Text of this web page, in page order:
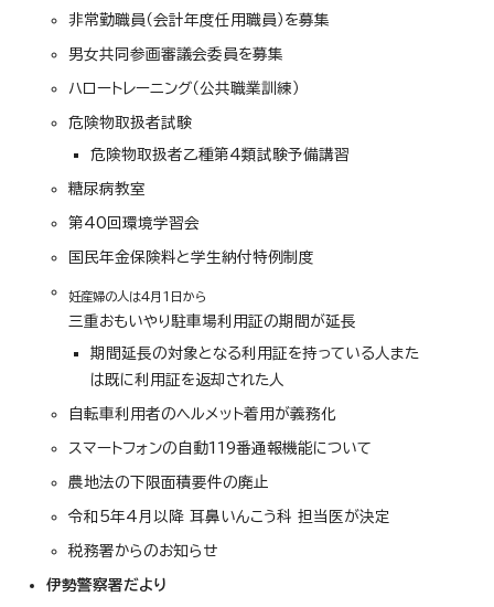
非常勤職員（会計年度任用職員）を募集
男女共同参画審議会委員を募集
ハロートレーニング（公共職業訓練）
危険物取扱者試験
危険物取扱者乙種第4類試験予備講習
糖尿病教室
第40回環境学習会
国民年金保険料と学生納付特例制度
妊産婦の人は4月1日から
三重おもいやり駐車場利用証の期間が延長
期間延長の対象となる利用証を持っている人また
は既に利用証を返却された人
自転車利用者のヘルメット着用が義務化
スマートフォンの自動119番通報機能について
農地法の下限面積要件の廃止
令和5年4月以降 耳鼻いんこう科 担当医が決定
税務署からのお知らせ
伊勢警察署だより